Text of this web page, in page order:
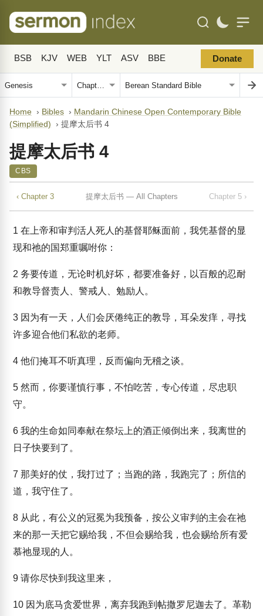
BSB KJV WEB YLT ASV BBE Donate
Home › Bibles › Mandarin Chinese Open Contemporary Bible
(Simplified) › 提摩太后书 4
提摩太后书 4
CBS
‹ Chapter 3 提摩太后书 — All Chapters Chapter 5 ›
1 在上帝和审判活人死人的基督耶稣面前，我凭基督的显
现和祂的国郑重嘱咐你：
2 务要传道，无论时机好坏，都要准备好，以百般的忍耐
和教导督责人、警戒人、勉励人。
3 因为有一天，人们会厌倦纯正的教导，耳朵发痒，寻找
许多迎合他们私欲的老师。
4 他们掩耳不听真理，反而偏向无稽之谈。
5 然而，你要谨慎行事，不怕吃苦，专心传道，尽忠职
守。
6 我的生命如同奉献在祭坛上的酒正倾倒出来，我离世的
日子快要到了。
7 那美好的仗，我打过了；当跑的路，我跑完了；所信的
道，我守住了。
8 从此，有公义的冠冕为我预备，按公义审判的主会在祂
来的那一天把它赐给我，不但会赐给我，也会赐给所有爱
慕祂显现的人。
9 请你尽快到我这里来，
10 因为底马贪爱世界，离弃我跑到帖撒罗尼迦去了。革勒